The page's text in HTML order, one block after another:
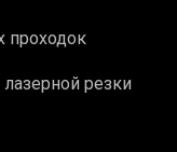
проходок
лазерной резки